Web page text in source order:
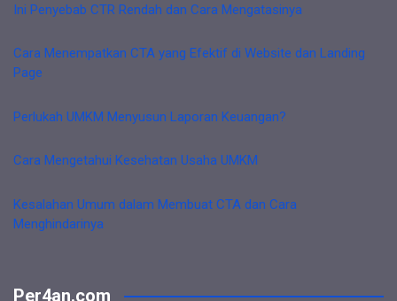
Ini Penyebab CTR Rendah dan Cara Mengatasinya
Cara Menempatkan CTA yang Efektif di Website dan Landing
Page
Perlukah UMKM Menyusun Laporan Keuangan?
Cara Mengetahui Kesehatan Usaha UMKM
Kesalahan Umum dalam Membuat CTA dan Cara
Menghindarinya
Per4an.com